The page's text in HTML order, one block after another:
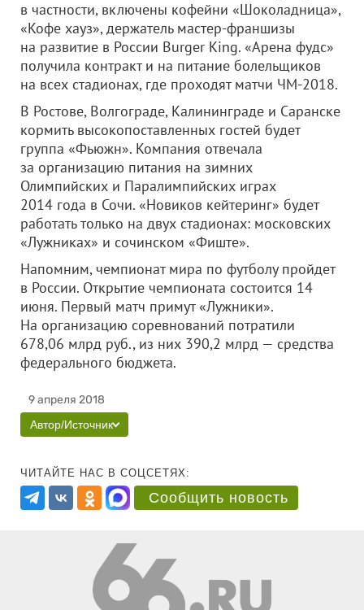
в частности, включены кофейни «Шоколадница»,
«Кофе хауз», держатель мастер-франшизы
на развитие в России Burger King. «Арена фудс»
получила контракт и на питание болельщиков
на всех стадионах, где проходят матчи ЧМ-2018.
В Ростове, Волгограде, Калининграде и Саранске
кормить высокопоставленных гостей будет
группа «Фьюжн». Компания отвечала
за организацию питания на зимних
Олимпийских и Паралимпийских играх
2014 года в Сочи. «Новиков кейтеринг» будет
работать только на двух стадионах: московских
«Лужниках» и сочинском «Фиште».
Напомним, чемпионат мира по футболу пройдет
в России. Открытие чемпионата состоится 14
июня. Первый матч примут «Лужники».
На организацию соревнований потратили
678,06 млрд руб., из них 390,2 млрд — средства
федерального бюджета.
9 апреля 2018
Автор/Источник
ЧИТАЙТЕ НАС В СОЦСЕТЯХ:
Сообщить новость